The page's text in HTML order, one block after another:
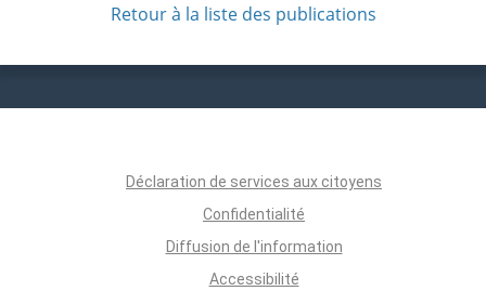
Retour à la liste des publications
Déclaration de services aux citoyens
Confidentialité
Diffusion de l'information
Accessibilité